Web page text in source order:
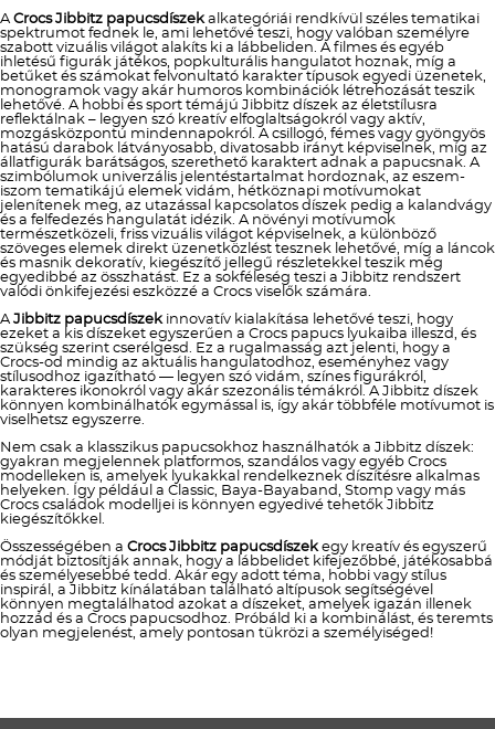
ACrocs Jibbitz papucsdíszekalkategóriái rendkívül széles tematikai
spektrumot fednek le, ami lehetővé teszi, hogy valóban személyre
szabott vizuális világot alakíts ki a lábbeliden. A filmes és egyéb
ihletésű figurák játékos, popkulturális hangulatot hoznak, míg a
betűket és számokat felvonultató karakter típusok egyedi üzenetek,
monogramok vagy akár humoros kombinációk létrehozását teszik
lehetővé. A hobbi és sport témájú Jibbitz díszek az életstílusra
reflektálnak – legyen szó kreatív elfoglaltságokról vagy aktív,
mozgásközpontú mindennapokról. A csillogó, fémes vagy gyöngyös
hatású darabok látványosabb, divatosabb irányt képviselnek, míg az
állatfigurák barátságos, szerethető karaktert adnak a papucsnak. A
szimbólumok univerzális jelentéstartalmat hordoznak, az eszem-
iszom tematikájú elemek vidám, hétköznapi motívumokat
jelenítenek meg, az utazással kapcsolatos díszek pedig a kalandvágy
és a felfedezés hangulatát idézik. A növényi motívumok
természetközeli, friss vizuális világot képviselnek, a különböző
szöveges elemek direkt üzenetközlést tesznek lehetővé, míg a láncok
és masnik dekoratív, kiegészítő jellegű részletekkel teszik még
egyedibbé az összhatást. Ez a sokféleség teszi a Jibbitz rendszert
valódi önkifejezési eszközzé a Crocs viselők számára.
AJibbitz papucsdíszekinnovatív kialakítása lehetővé teszi, hogy
ezeket a kis díszeket egyszerűen a Crocs papucs lyukaiba illeszd, és
szükség szerint cserélgesd. Ez a rugalmasság azt jelenti, hogy a
Crocs-od mindig az aktuális hangulatodhoz, eseményhez vagy
stílusodhoz igazítható — legyen szó vidám, színes figurákról,
karakteres ikonokról vagy akár szezonális témákról. A Jibbitz díszek
könnyen kombinálhatók egymással is, így akár többféle motívumot is
viselhetsz egyszerre.
Nem csak a klasszikus papucsokhoz használhatók a Jibbitz díszek:
gyakran megjelennek platformos, szandálos vagy egyéb Crocs
modelleken is, amelyek lyukakkal rendelkeznek díszítésre alkalmas
helyeken. Így például a Classic, Baya-Bayaband, Stomp vagy más
Crocs családok modelljei is könnyen egyedivé tehetők Jibbitz
kiegészítőkkel.
Összességében a Crocs Jibbitz papucsdíszekegy kreatív és egyszerű
módját biztosítják annak, hogy a lábbelidet kifejezőbbé, játékosabbá
és személyesebbé tedd. Akár egy adott téma, hobbi vagy stílus
inspirál, a Jibbitz kínálatában található altípusok segítségével
könnyen megtalálhatod azokat a díszeket, amelyek igazán illenek
hozzád és a Crocs papucsodhoz. Próbáld ki a kombinálást, és teremts
olyan megjelenést, amely pontosan tükrözi a személyiséged!